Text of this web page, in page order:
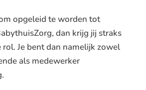
opgeleid te worden tot
dan krijg jij straks
rol. Je bent dan namelijk zowel
als medewerker